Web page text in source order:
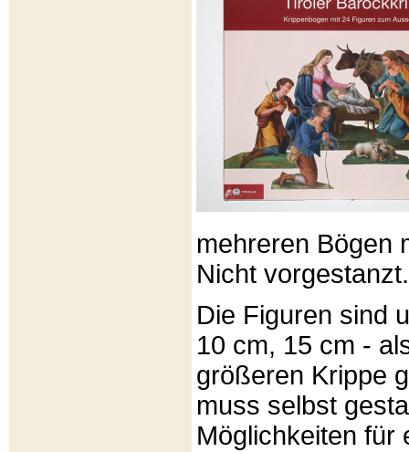
mehreren Bögen
Nicht vorgestanzt.
Die Figuren sind
10 cm, 15 cm -
größeren Krippe
muss selbst
Möglichkeiten für